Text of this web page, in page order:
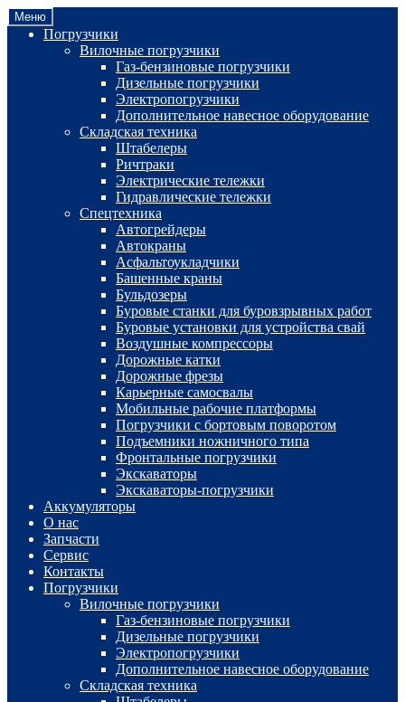
Перейти
к
навигации
Перейти
к
содержимому
Меню
Погрузчики
Вилочные погрузчики
Газ-бензиновые погрузчики
Дизельные погрузчики
Электропогрузчики
Дополнительное навесное оборудование
Складская техника
Штабелеры
Ричтраки
Электрические тележки
Гидравлические тележки
Спецтехника
Автогрейдеры
Автокраны
Асфальтоукладчики
Башенные краны
Бульдозеры
Буровые станки для буровзрывных работ
Буровые установки для устройства свай
Воздушные компрессоры
Дорожные катки
Дорожные фрезы
Карьерные самосвалы
Мобильные рабочие платформы
Погрузчики с бортовым поворотом
Подъемники ножничного типа
Фронтальные погрузчики
Экскаваторы
Экскаваторы-погрузчики
Аккумуляторы
О нас
Запчасти
Сервис
Контакты
Погрузчики
Вилочные погрузчики
Газ-бензиновые погрузчики
Дизельные погрузчики
Электропогрузчики
Дополнительное навесное оборудование
Складская техника